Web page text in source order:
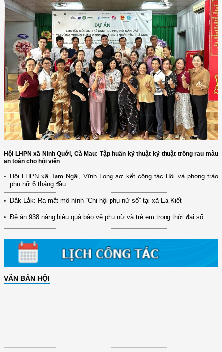
Hội LHPN xã Ninh Quới, Cà Mau: Tập huấn kỹ thuật kỹ thuật trồng rau màu
an toàn cho hội viên
Hội LHPN xã Tam Ngãi, Vĩnh Long sơ kết công tác Hội và phong trào
phụ nữ 6 tháng đầu...
Đắk Lắk: Ra mắt mô hình “Chi hội phụ nữ số” tại xã Ea Kiết
Đề án 938 nâng hiệu quả bảo vệ phụ nữ và trẻ em trong thời đại số
VĂN BẢN HỘI